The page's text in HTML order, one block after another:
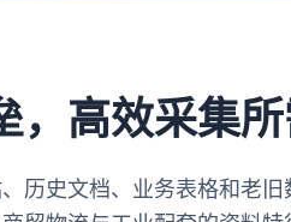
，高效采集
历史文档、业务表格和老